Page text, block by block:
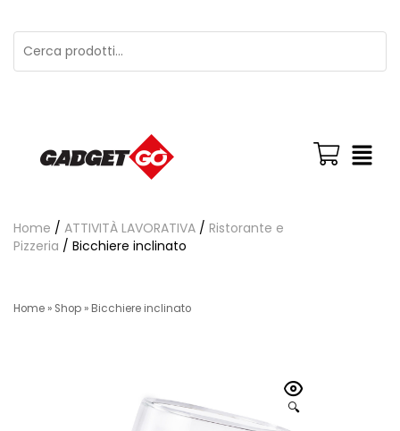
Home / ATTIVITÀ LAVORATIVA / Ristorante e
Pizzeria / Bicchiere inclinato
Home » Shop » Bicchiere inclinato
🔍